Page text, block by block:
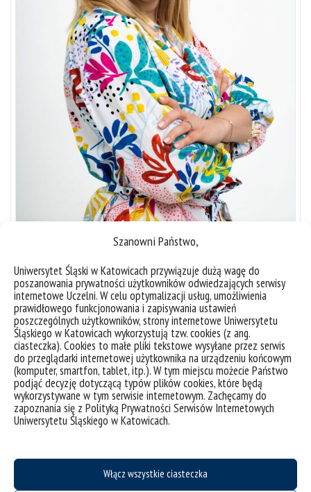
Szanowni Państwo,
Uniwersytet Śląski w Katowicach przywiązuje dużą wagę do
poszanowania prywatności użytkowników odwiedzających serwisy
internetowe Uczelni. W celu optymalizacji usług, umożliwienia
prawidłowego funkcjonowania i zapisywania ustawień
poszczególnych użytkowników, strony internetowe Uniwersytetu
Śląskiego w Katowicach wykorzystują tzw. cookies (z ang.
ciasteczka). Cookies to małe pliki tekstowe wysyłane przez serwis
do przeglądarki internetowej użytkownika na urządzeniu końcowym
(komputer, smartfon, tablet, itp.). W tym miejscu możecie Państwo
podjąć decyzję dotyczącą typów plików cookies, które będą
wykorzystywane w tym serwisie internetowym. Zachęcamy do
zapoznania się z Polityką Prywatności Serwisów Internetowych
Uniwersytetu Śląskiego w Katowicach.
Włącz wszystkie ciasteczka
Fot. Małgorzata Dymowska, mat. Uniwersytetu Śląskiego w
Katowicach
Poznaj ambasadorkę
akademicki, z wyboru żona i matka.